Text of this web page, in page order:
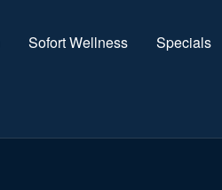
Sofort Wellness Specials